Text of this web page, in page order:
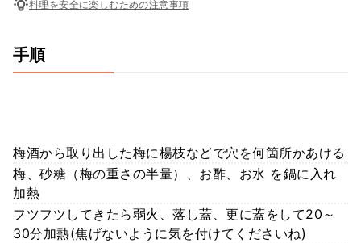
料理を安全に楽しむための注意事項
手順
梅酒から取り出した梅に楊枝などで穴を何箇所かあける
梅、砂糖（梅の重さの半量）、お酢、お水 を鍋に入れ
加熱
フツフツしてきたら弱火、落し蓋、更に蓋をして20～
30分加熱(焦げないように気を付けてくださいね)